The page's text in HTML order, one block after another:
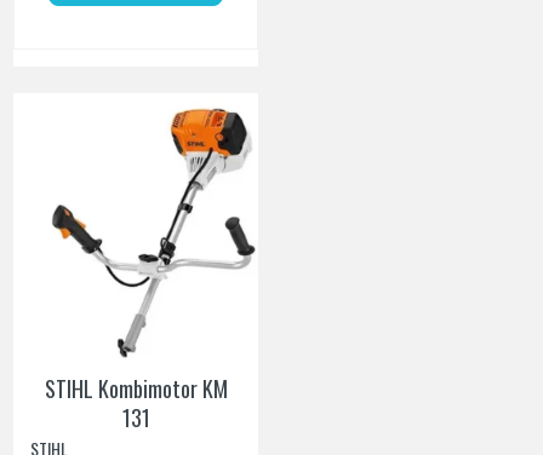
STIHL Kombimotor KM
131
STIHL